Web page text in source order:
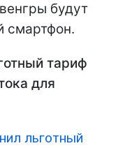
будут
смартфон.
тариф
для
льготный